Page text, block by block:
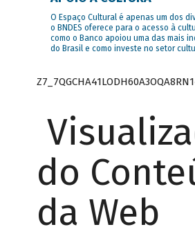
O Espaço Cultural é apenas um dos
o BNDES oferece para o acesso à
como o Banco apoiou uma das mais
do Brasil e como investe no setor
do
da Web